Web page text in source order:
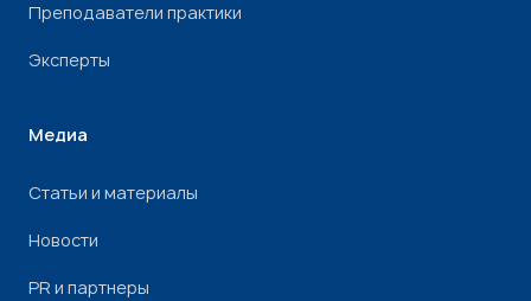
Преподаватели практики
Эксперты
Медиа
Статьи и материалы
Новости
PR и партнеры